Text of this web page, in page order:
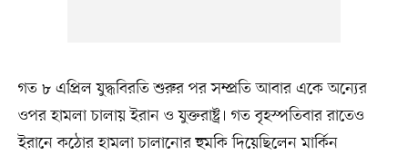
গত ৮ এপ্রিল যুদ্ধবিরতি শুরুর পর সম্প্রতি আবার একে অন্যের
ওপর হামলা চালায় ইরান ও যুক্তরাষ্ট্র। গত বৃহস্পতিবার রাতেও
ইরানে কঠোর হামলা চালানোর হুমকি দিয়েছিলেন মার্কিন